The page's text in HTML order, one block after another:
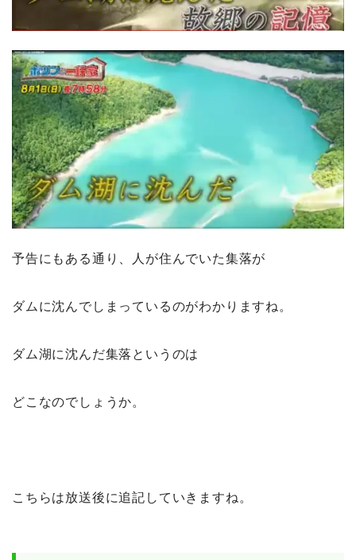
予告にもある通り、人が住んでいた集落が
ダムに沈んでしまっているのがわかりますね。
ダム湖に沈んだ集落というのは
どこなのでしょうか。
こちらは放送後に追記していきますね。